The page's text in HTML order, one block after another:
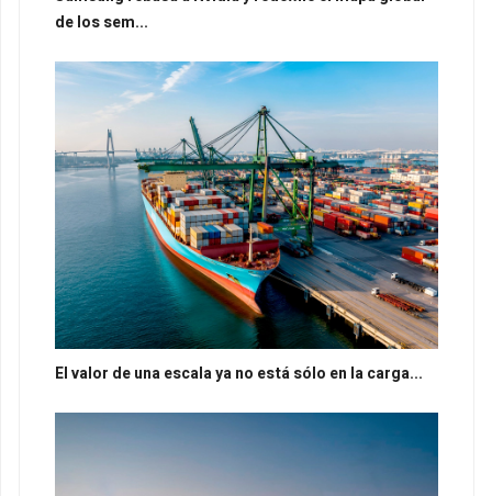
de los sem...
El valor de una escala ya no está sólo en la carga...